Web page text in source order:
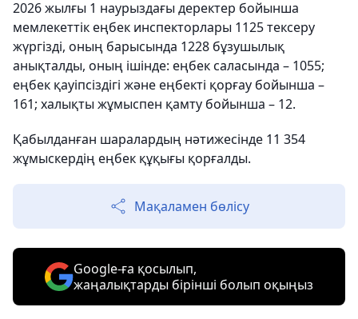
2026 жылғы 1 наурыздағы деректер бойынша
мемлекеттік еңбек инспекторлары 1125 тексеру
жүргізді, оның барысында 1228 бұзушылық
анықталды, оның ішінде: еңбек саласында – 1055;
еңбек қауіпсіздігі және еңбекті қорғау бойынша –
161; халықты жұмыспен қамту бойынша – 12.
Қабылданған шаралардың нәтижесінде 11 354
жұмыскердің еңбек құқығы қорғалды.
Мақаламен бөлісу
Google-ға қосылып,
жаңалықтарды бірінші болып оқыңыз